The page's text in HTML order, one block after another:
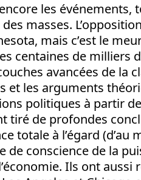
les événements,
masses.
mais c’est le
centaines de milliers
avancées de la
et les arguments
politiques à partir
tiré de profondes
totale à l’égard
de conscience de la
Ils ont aussi